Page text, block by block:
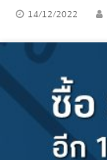
14/12/2022